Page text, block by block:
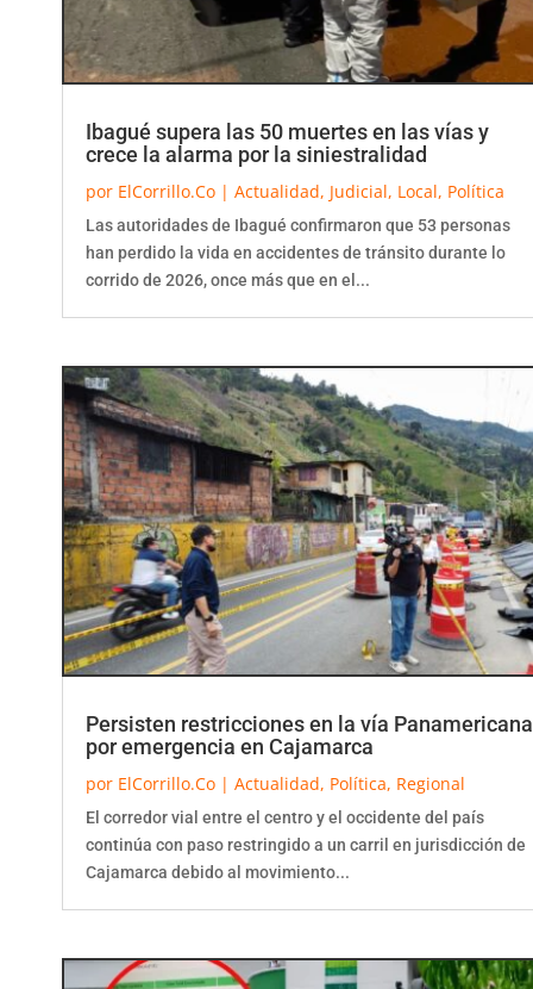
Ibagué supera las 50 muertes en las vías y
crece la alarma por la siniestralidad
por ElCorrillo.Co | Actualidad, Judicial, Local, Política
Las autoridades de Ibagué confirmaron que 53 personas
han perdido la vida en accidentes de tránsito durante lo
corrido de 2026, once más que en el...
Persisten restricciones en la vía Panamericana
por emergencia en Cajamarca
por ElCorrillo.Co | Actualidad, Política, Regional
El corredor vial entre el centro y el occidente del país
continúa con paso restringido a un carril en jurisdicción de
Cajamarca debido al movimiento...